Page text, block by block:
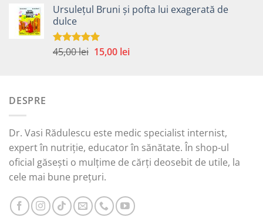
a
45,00 lei.
este:
Ursulețul Bruni și pofta lui exagerată de
dulce
Evaluat la
45,00lei Prețul
15,00 leiPrețul
DESPRE
Dr. Vasi Rădulescu este medic specialist internist,
expert în nutriție, educator în sănătate. În shop-ul
oficial găsești o mulțime de cărți deosebit de utile, la
cele mai bune prețuri.